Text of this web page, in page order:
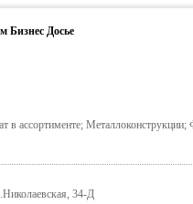
Бизнес Досье
в ассортименте;
34-Д